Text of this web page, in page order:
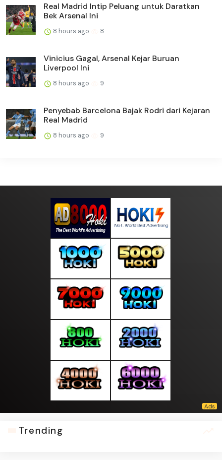
Real Madrid Intip Peluang untuk Daratkan
Bek Arsenal Ini
8 hours ago 8
Vinicius Gagal, Arsenal Kejar Buruan
Liverpool Ini
8 hours ago 9
Penyebab Barcelona Bajak Rodri dari Kejaran
Real Madrid
8 hours ago 9
Trending